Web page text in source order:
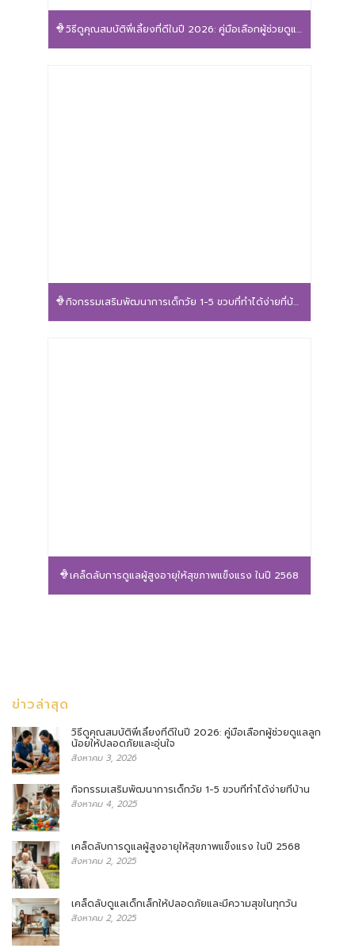
วิธีดูคุณสมบัติพี่เลี้ยงที่ดีในปี 2026: คู่มือเลือกผู้ช่วยดูแลลูกน้อยให้ปลอดภัยและอุ่นใจ
กิจกรรมเสริมพัฒนาการเด็กวัย 1-5 ขวบที่ทำได้ง่ายที่บ้าน
เคล็ดลับการดูแลผู้สูงอายุให้สุขภาพแข็งแรง ในปี 2568
ข่าวล่าสุด
วิธีดูคุณสมบัติพี่เลี้ยงที่ดีในปี 2026: คู่มือเลือกผู้ช่วยดูแลลูก
น้อยให้ปลอดภัยและอุ่นใจ
สิงหาคม 3, 2026
กิจกรรมเสริมพัฒนาการเด็กวัย 1-5 ขวบที่ทำได้ง่ายที่บ้าน
สิงหาคม 4, 2025
เคล็ดลับการดูแลผู้สูงอายุให้สุขภาพแข็งแรง ในปี 2568
สิงหาคม 2, 2025
เคล็ดลับดูแลเด็กเล็กให้ปลอดภัยและมีความสุขในทุกวัน
สิงหาคม 2, 2025